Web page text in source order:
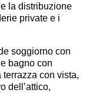
la distribuzione
private e i
soggiorno con
bagno con
con vista,
dell’attico,